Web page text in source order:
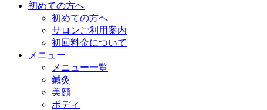
初めての方へ
初めての方へ
サロンご利用案内
初回料金について
メニュー
メニュー一覧
鍼灸
美顔
ボディ